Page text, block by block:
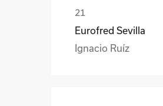
Eurofred Sevilla
Ignacio Ruíz